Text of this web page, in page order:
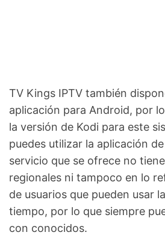
TV Kings IPTV también
aplicación para Android, por
la versión de Kodi para este
puedes utilizar la aplicación
servicio que se ofrece no
regionales ni tampoco en lo
de usuarios que pueden usar
tiempo, por lo que siempre
con conocidos.